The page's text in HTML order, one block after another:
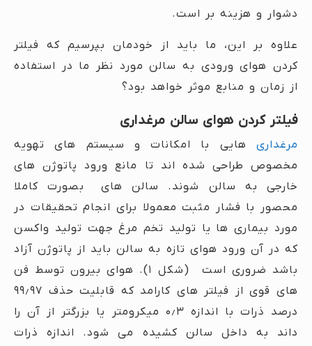
دشوار و هزینه بر است.
علاوه بر این، ما باید از خودمان بپرسیم که فیلتر
کردن هوای ورودی به سالن مورد نظر ما در استفاده
از زمان و منابع موثر خواهد بود؟
فیلتر کردن هوای سالن مرغداری
مرغداری هایی با امکانات و سیستم های تهویه
مخصوص طراحی شده اند تا مانع ورود پاتوژن های
خارجی به سالن شوند. سالن های بصورت کاملا
محصور با فشار مثبت معمولا برای انجام تحقیقات در
مورد بیماری ها یا تولید تخم مرغ جهت تولید واکسن
که در آن ورود هوای تازه به سالن باید از پاتوژن آزاد
باشد ضروری است (شکل ۱). هوای بیرون توسط فن
های قوی از فیلتر های کارامد که قابلیت حذف ۹۹٫۹۷
درصد ذرات با اندازه ۰٫۳ میکرومتر یا بزرگتر از آن را
داند به داخل سالن کشیده می شود. اندازه ذرات